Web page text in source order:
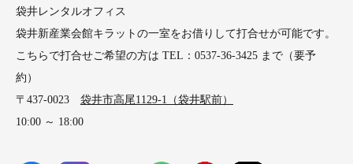
袋井レンタルオフィス
袋井新産業会館キラットの一室をお借りして打合せが可能です。
こちらで打合せご希望の方は TEL：0537-36-3425 まで（要予
約）
〒437-0023 袋井市高尾1129-1（袋井駅前）
10:00 ～ 18:00